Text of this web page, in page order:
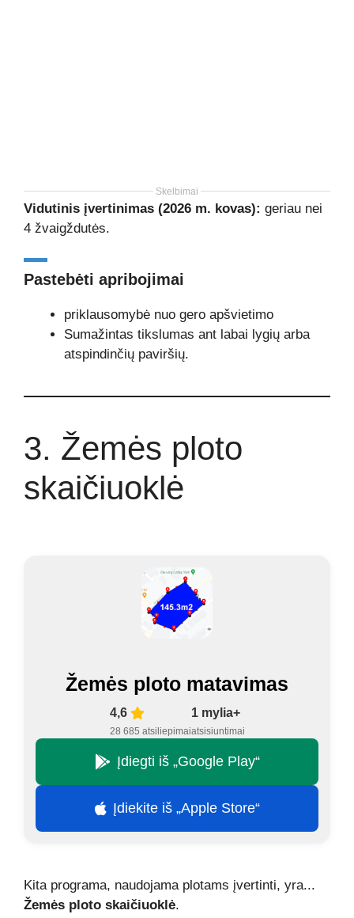
Skelbimai
Vidutinis įvertinimas (2026 m. kovas): geriau nei
4 žvaigždutės.
Pastebėti apribojimai
priklausomybė nuo gero apšvietimo
Sumažintas tikslumas ant labai lygių arba
atspindinčių paviršių.
3. Žemės ploto
skaičiuoklė
Žemės ploto matavimas
4,6
28 685 atsiliepimai
1 mylia+
atsisiuntimai
Įdiegti iš „Google Play“
Įdiekite iš „Apple Store“
Kita programa, naudojama plotams įvertinti, yra...
Žemės ploto skaičiuoklė.